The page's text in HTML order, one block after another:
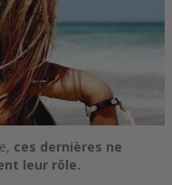
ces dernières ne
leur rôle.